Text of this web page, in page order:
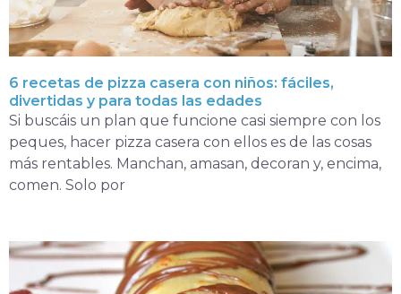
6 recetas de pizza casera con niños: fáciles,
divertidas y para todas las edades
Si buscáis un plan que funcione casi siempre con los
peques, hacer pizza casera con ellos es de las cosas
más rentables. Manchan, amasan, decoran y, encima,
comen. Solo por